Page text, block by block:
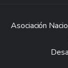
Asociación